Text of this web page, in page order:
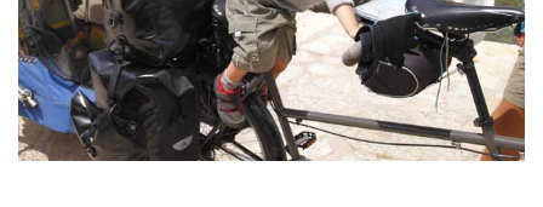
Le logement en voyage
Assurance voyage !
LA carte bancaire
voyage !